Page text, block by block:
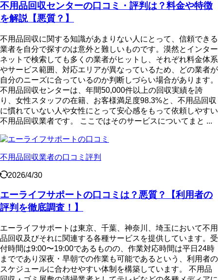
不用品回収センターの口コミ・評判は？料金や特徴
を解説【悪質？】
不用品回収に関する知識があまりない人にとって、信頼できる
業者を自分で探すのは意外と難しいものです。漠然とインター
ネットで検索しても多くの業者がヒットし、それぞれ料金体系
やサービス範囲、対応エリアが異なっているため、どの業者が
自分のニーズに合っているのか判断しづらい場合があります。
不用品回収センターは、年間50,000件以上の回収実績を誇
り、女性スタッフの在籍、お客様満足度98.3%と、不用品回収
に慣れていない人や女性にとって安心感をもって依頼しやすい
不用品回収業者です。 ここではそのサービスについてまと ...
不用品回収業者の口コミ評判
2026/4/30
エーライフサポートの口コミは？悪質？【利用者の
評判を徹底調査！】
エーライフサポートは東京、千葉、神奈川、埼玉において不用
品回収及びそれに関連する各種サービスを提供しています。受
付時間は9:00〜19:00であるものの、作業対応時間は平日24時
までであり深夜・早朝での作業も可能であるという、利用者の
スケジュールに合わせやすい体制を構築しています。 不用品